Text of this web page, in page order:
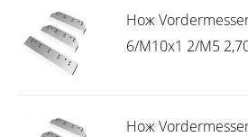
Нож
6/M10x1 2/M5
Нож